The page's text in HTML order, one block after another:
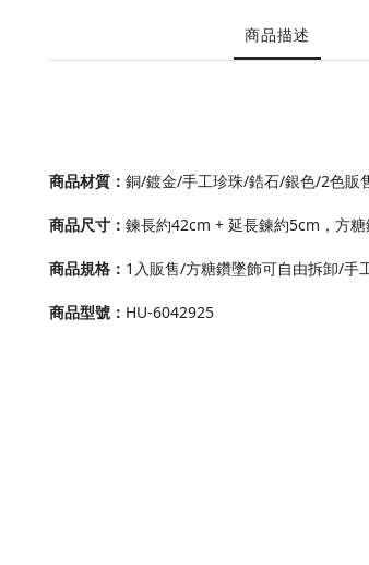
商品描述
商品材質 ： 銅/鍍金/手工珍珠/鋯石/銀色/2色販
商品尺寸 ： 鍊長約42cm + 延長鍊約5cm，方
商品規格 ： 1入販售/方糖鑽墜飾可自由拆卸/手
商品型號 ： HU-6042925